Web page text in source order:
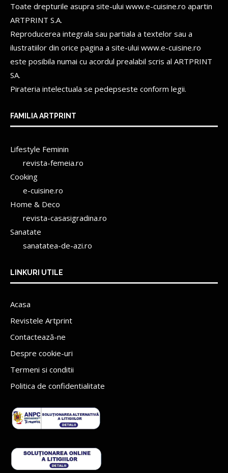
Toate drepturile asupra site-ului www.e-cuisine.ro apartin
ARTPRINT S.A.
Reproducerea integrala sau partiala a textelor sau a
ilustratiilor din orice pagina a site-ului www.e-cuisine.ro
este posibila numai cu acordul prealabil scris al ARTPRINT
SA.
Pirateria intelectuala se pedepseste conform legii.
FAMILIA ARTPRINT
Lifestyle Feminin
revista-femeia.ro
Cooking
e-cuisine.ro
Home & Deco
revista-casasigradina.ro
Sanatate
sanatatea-de-azi.ro
LINKURI UTILE
Acasa
Revistele Artprint
Contactează-ne
Despre cookie-uri
Termeni si conditii
Politica de confidentialitate